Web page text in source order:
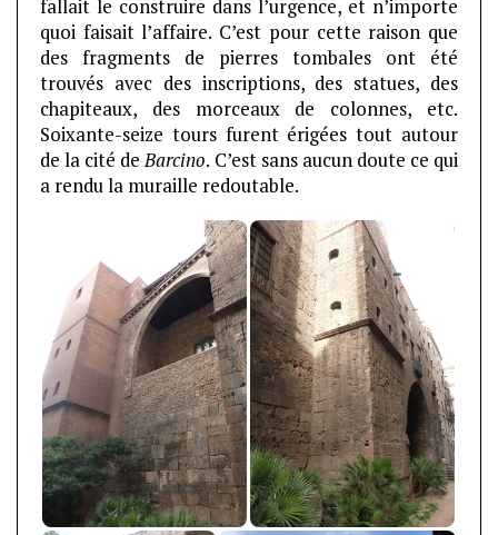
fallait le construire dans l’urgence, et n’importe
quoi faisait l’affaire. C’est pour cette raison que
des fragments de pierres tombales ont été
trouvés avec des inscriptions, des statues, des
chapiteaux, des morceaux de colonnes, etc.
Soixante-seize tours furent érigées tout autour
de la cité deBarcino. C’est sans aucun doute ce qui
a rendu la muraille redoutable.